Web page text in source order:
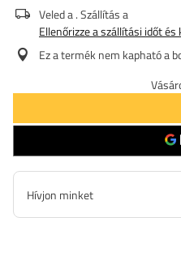
Veled a. Szállítás a
Ellenőrizze a szállítási időt
Ez a termék nem kapható a
Hívjon minket